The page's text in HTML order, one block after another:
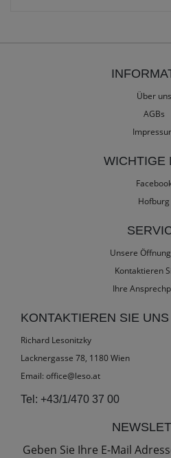
Über uns
AGBs
WICHTIGE
Hofburg
Unsere
Kontaktieren
Ihre
KONTAKTIEREN SIE UNS
Richard Lesonitzky
Lacknergasse 78, 1180 Wien
Email: office@leso.at
Tel: +43/1/470 37 00
Geben Sie Ihre E-Mail